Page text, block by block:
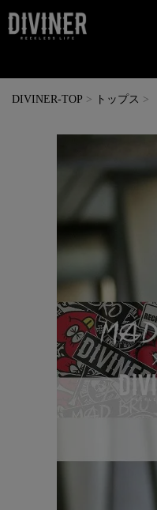
DIVINER-TOP トップス